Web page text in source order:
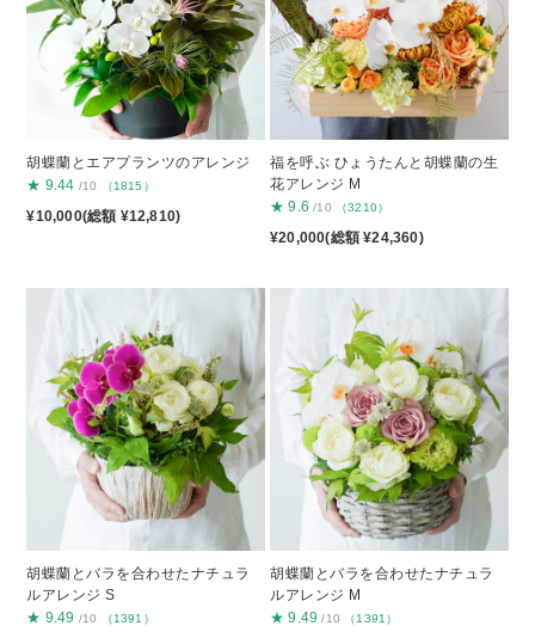
胡蝶蘭とエアプランツのアレンジ
★ 9.44 /10 （1815）
¥10,000(総額 ¥12,810)
福を呼ぶ ひょうたんと胡蝶蘭の生
花アレンジ M
★ 9.6 /10 （3210）
¥20,000(総額 ¥24,360)
胡蝶蘭とバラを合わせたナチュラ
ルアレンジ S
★ 9.49 /10 （1391）
胡蝶蘭とバラを合わせたナチュラ
ルアレンジ M
★ 9.49 /10 （1391）